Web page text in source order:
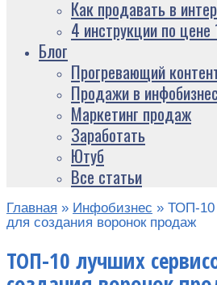
Как продавать в
4 инструкции по цене
Блог
Прогревающий
Продажи в
Маркетинг продаж
Заработать
Ютуб
Все статьи
Главная » Инфобизнес » ТОП-10
для создания воронок продаж
ТОП-10 лучших